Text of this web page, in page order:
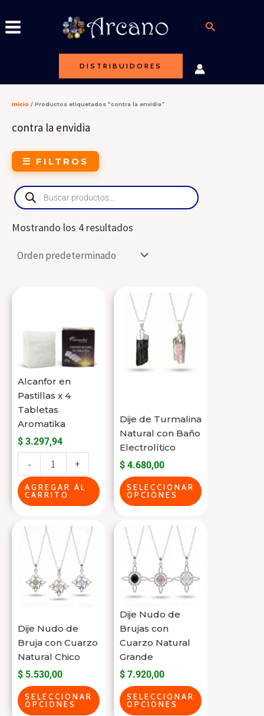
al
Buscar
DISTRIBUIDORES
Inicio / Productos etiquetados “contra la envidia”
contra la envidia
☰ FILTROS
Products
search
Mostrando los 4 resultados
Alcanfor en
Pastillas x 4
Tabletas
Aromatika
$ 3.297,94
-
Tabletas
Aromatika
cantidad
+
AGREGAR AL
CARRITO
Dije de Turmalina
Natural con Baño
Electrolítico
$ 4.680,00
SELECCIONAR
OPCIONES
Este
producto
tiene
varias
variantes.
pueden
elegir
en
la
página
del
producto
Dije Nudo de
Bruja con Cuarzo
Natural Chico
$ 5.530,00
SELECCIONAR
OPCIONES
Este
producto
tiene
varias
variantes.
opciones
se
pueden
elegir
en
la
Dije Nudo de
Brujas con
Cuarzo Natural
Grande
$ 7.920,00
SELECCIONAR
OPCIONES
Este
producto
tiene
varias
variantes.
Las
opciones
se
pueden
elegir
en
la